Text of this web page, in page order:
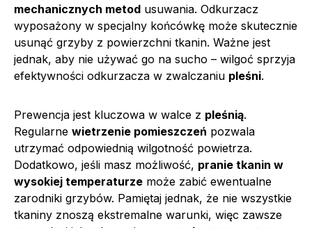
mechanicznych metod usuwania. Odkurzacz
wyposażony w specjalny końcówkę może skutecznie
usunąć grzyby z powierzchni tkanin. Ważne jest
jednak, aby nie używać go na sucho – wilgoć sprzyja
efektywności odkurzacza w zwalczaniu pleśni.
Prewencja jest kluczowa w walce z pleśnią.
Regularne wietrzenie pomieszczeń pozwala
utrzymać odpowiednią wilgotność powietrza.
Dodatkowo, jeśli masz możliwość, pranie tkanin w
wysokiej temperaturze może zabić ewentualne
zarodniki grzybów. Pamiętaj jednak, że nie wszystkie
tkaniny znoszą ekstremalne warunki, więc zawsze